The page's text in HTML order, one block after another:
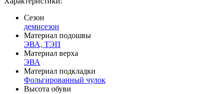
Сезон
демисезон
Материал подошвы
ЭВА, ТЭП
Материал верха
ЭВА
Материал подкладки
Фольгированный чулок
Высота обуви